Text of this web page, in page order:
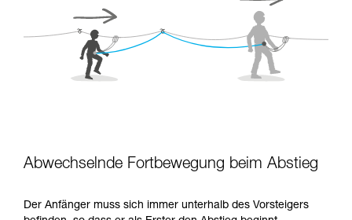
Abwechselnde Fortbewegung beim Abstieg
Der Anfänger muss sich immer unterhalb des Vorsteigers